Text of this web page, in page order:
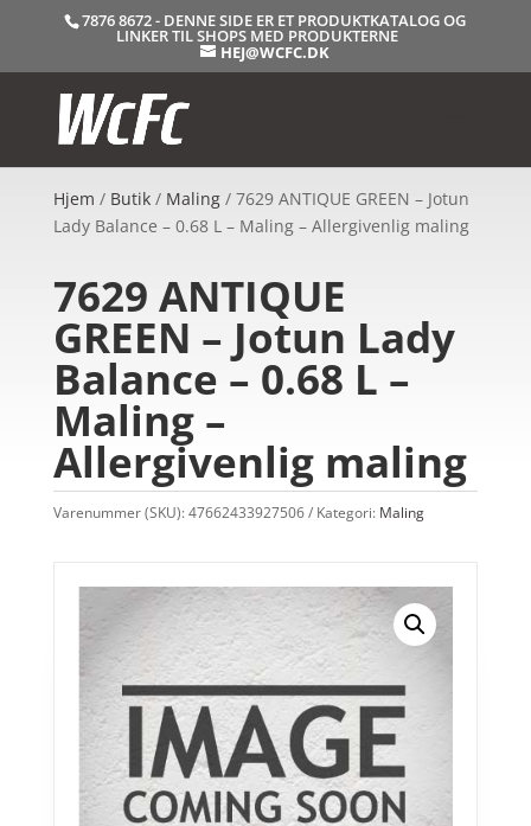
7876 8672 - DENNE SIDE ER ET PRODUKTKATALOG OG
LINKER TIL SHOPS MED PRODUKTERNE
HEJ@WCFC.DK
Hjem / Butik/ Maling/ 7629 ANTIQUE GREEN – Jotun
Lady Balance – 0.68 L – Maling – Allergivenlig maling
7629 ANTIQUE
GREEN – Jotun Lady
Balance – 0.68 L –
Maling –
Allergivenlig maling
Varenummer (SKU):47662433927506 Kategori: Maling